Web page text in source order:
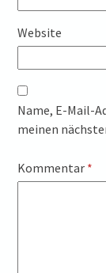
Website
Name, E-Mail-
meinen
Kommentar *